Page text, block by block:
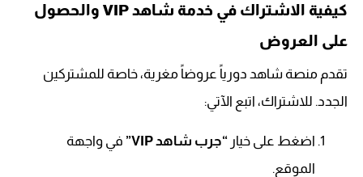
كيفية الاشتراك في خدمة شاهد VIP والحصول
على العروض
تقدم منصة شاهد دورياً عروضاً مغرية، خاصة للمشتركين
الجدد. للاشتراك، اتبع الآتي:
اضغط على خيار “جرب شاهد VIP”
في واجهة
الموقع.